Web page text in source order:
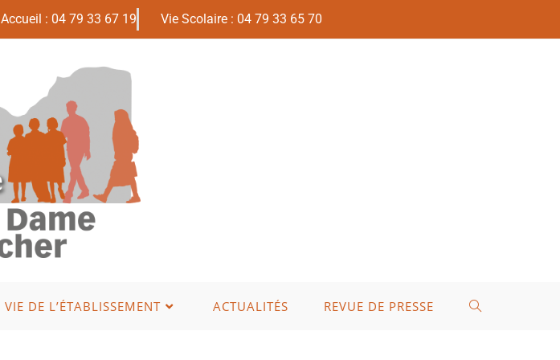
Accueil : 04 79 33 67 19 Vie Scolaire : 04 79 33 65 70
VIE DE L’ÉTABLISSEMENT ACTUALITÉS REVUE DE PRESSE